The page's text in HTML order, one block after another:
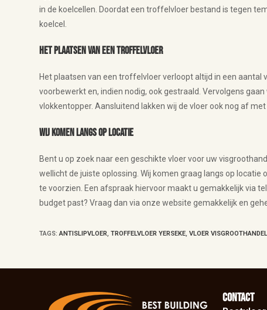
in de koelcellen. Doordat een troffelvloer bestand is tegen
koelcel.
Het plaatsen van een troffelvloer
Het plaatsen van een troffelvloer verloopt altijd in een
voorbewerkt en, indien nodig, ook gestraald. Vervolgens
vlokkentopper. Aansluitend lakken wij de vloer ook nog af
Wij komen langs op locatie
Bent u op zoek naar een geschikte vloer voor uw
wellicht de juiste oplossing. Wij komen graag langs op
te voorzien. Een afspraak hiervoor maakt u gemakkelijk via
budget past? Vraag dan via onze website gemakkelijk en
TAGS:ANTISLIPVLOER, TROFFELVLOER YERSEKE, VLOER VISGROOTHANDEL
Contact